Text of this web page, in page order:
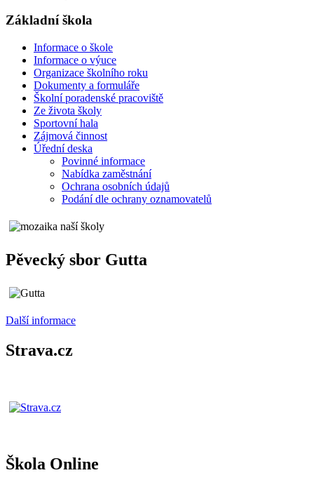
Základní škola
Informace o škole
Informace o výuce
Organizace školního roku
Dokumenty a formuláře
Školní poradenské pracoviště
Ze života školy
Sportovní hala
Zájmová činnost
Úřední deska
Povinné informace
Nabídka zaměstnání
Ochrana osobních údajů
Podání dle ochrany oznamovatelů
Pěvecký sbor Gutta
Další informace
Strava.cz
Škola Online